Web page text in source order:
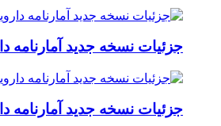
جزئیات نسخه جدید آمارنامه
جزئیات نسخه جدید آمارنامه